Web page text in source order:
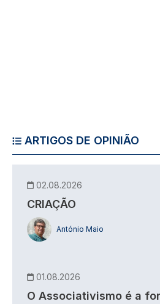
ARTIGOS DE OPINIÃO
02.08.2026
CRIAÇÃO
António Maio
01.08.2026
O Associativismo é a